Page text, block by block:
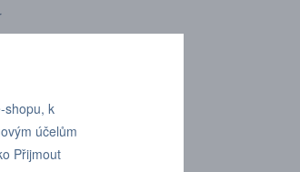
shopu, k
účelům
Přijmout